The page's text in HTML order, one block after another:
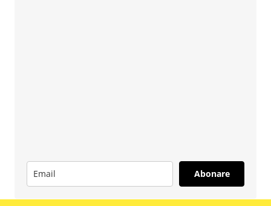
Abonare